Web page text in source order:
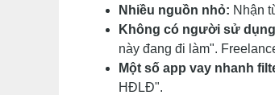
Nhiều nguồn nhỏ: Nhận
Không có người sử
này đang đi làm".
Một số app vay nhanh
HĐLĐ".